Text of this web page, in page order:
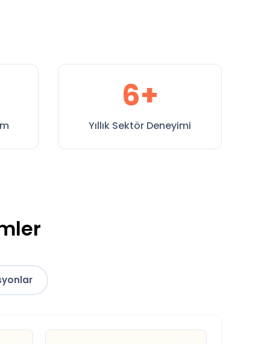
6+
Yıllık Sektör Deneyimi